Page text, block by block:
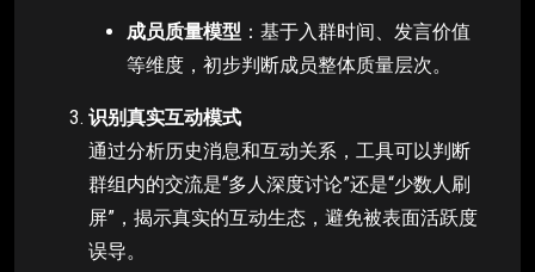
成员质量模型 ：基于入群时间、发言价值
等维度，初步判断成员整体质量层次。
识别真实互动模式
通过分析历史消息和互动关系，工具可以判断
群组内的交流是“多人深度讨论”还是“少数人刷
屏”，揭示真实的互动生态，避免被表面活跃度
误导。